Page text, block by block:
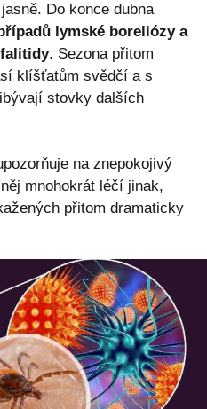
Do konce dubna
lymské boreliózy a
. Sezona přitom
klíšťatům svědčí a s
stovky dalších
na znepokojivý
mnohokrát léčí jinak,
přitom dramaticky